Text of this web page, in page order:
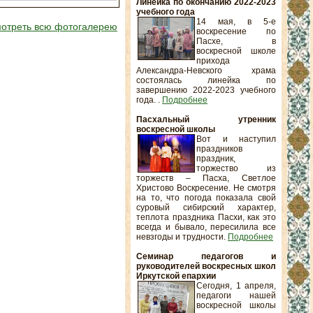
всю фотогалерею
Линейка по окончанию 2022-2023
учебного года
14 мая, в 5-е
воскресение по
Пасхе, в
воскресной школе
прихода
Александра-Невского храма
состоялась линейка по
завершению 2022-2023 учебного
года. . Подробнее
Пасхальный утренник
воскресной школы
Вот и наступил
праздников
праздник,
торжество из
торжеств – Пасха, Светлое
Христово Воскресение. Не смотря
на то, что погода показала свой
суровый сибирский характер,
теплота праздника Пасхи, как это
всегда и бывало, пересилила все
невзгоды и трудности. Подробнее
Семинар педагогов и
руководителей воскресных школ
Иркутской епархии
Сегодня, 1 апреля,
педагоги нашей
воскресной школы